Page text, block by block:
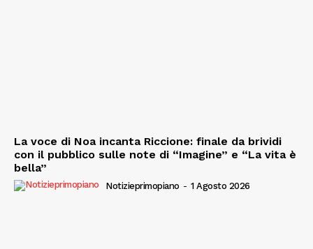
La voce di Noa incanta Riccione: finale da brividi
con il pubblico sulle note di “Imagine” e “La vita è
bella”
Notizieprimopiano - 1 Agosto 2026